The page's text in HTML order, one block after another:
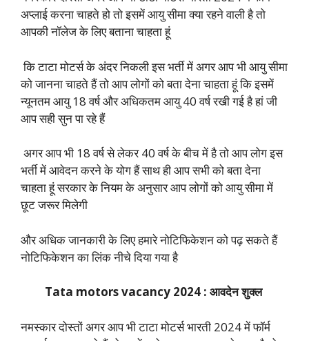
अप्लाई करना चाहते हो तो इसमें आयु सीमा क्या रहने वाली है तो
आपकी नॉलेज के लिए बताना चाहता हूं
कि टाटा मोटर्स के अंदर निकली इस भर्ती में अगर आप भी आयु सीमा
को जानना चाहते हैं तो आप लोगों को बता देना चाहता हूं कि इसमें
न्यूनतम आयु 18 वर्ष और अधिकतम आयु 40 वर्ष रखी गई है हां जी
आप सही सुन पा रहे हैं
अगर आप भी 18 वर्ष से लेकर 40 वर्ष के बीच में है तो आप लोग इस
भर्ती में आवेदन करने के योग हैं साथ ही आप सभी को बता देना
चाहता हूं सरकार के नियम के अनुसार आप लोगों को आयु सीमा में
छूट जरूर मिलेगी
और अधिक जानकारी के लिए हमारे नोटिफिकेशन को पढ़ सकते हैं
नोटिफिकेशन का लिंक नीचे दिया गया है
Tata motors vacancy 2024 : आवदेन शुक्ल
नमस्कार दोस्तों अगर आप भी टाटा मोटर्स भारती 2024 में फॉर्म